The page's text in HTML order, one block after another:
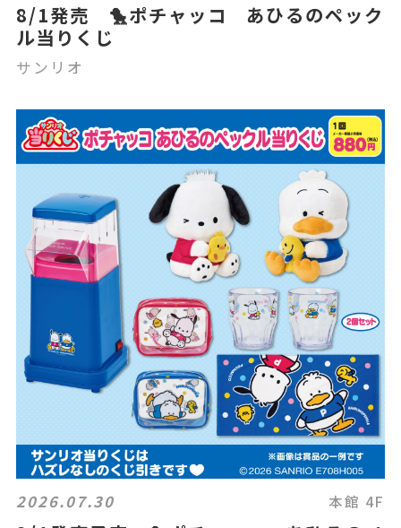
8/1発売 🐤ポチャッコ あひるのペック
ル当りくじ
サンリオ
2026.07.30 本館 4F